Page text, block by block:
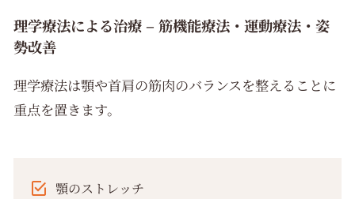
理学療法による治療 – 筋機能療法・運動療法・姿
勢改善
理学療法は顎や首肩の筋肉のバランスを整えることに
重点を置きます。
顎のストレッチ